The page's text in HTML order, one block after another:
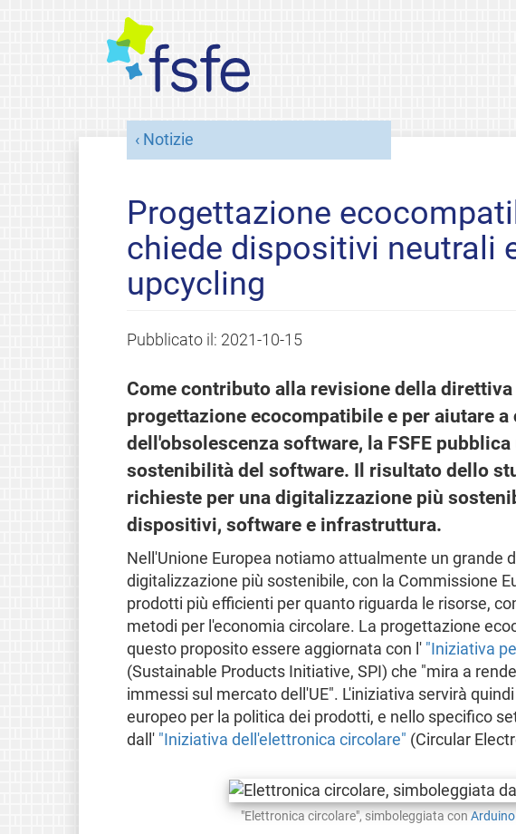
Notizie
Progettazione
chiede dispositivi neutrali
upcycling
Pubblicato il: 2021-10-15
Come contributo alla revisione della direttiva
progettazione ecocompatibile e per aiutare
dell'obsolescenza software, la FSFE
sostenibilità del software. Il risultato dello
richieste per una digitalizzazione più
dispositivi, software e infrastruttura.
Nell'Unione Europea notiamo attualmente un grande
digitalizzazione più sostenibile, con la Commissione
prodotti più efficienti per quanto riguarda le risorse,
metodi per l'economia circolare. La progettazione
questo proposito essere aggiornata con l' "Iniziativa
(Sustainable Products Initiative, SPI) che "mira a
immessi sul mercato dell'UE". L'iniziativa servirà
europeo per la politica dei prodotti, e nello specifico
dall' "Iniziativa dell'elettronica circolare" (Circular
"Elettronica circolare", simboleggiata con